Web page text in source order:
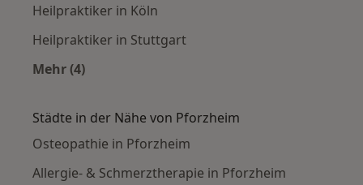
Heilpraktiker in Köln
Heilpraktiker in Stuttgart
Mehr (4)
Städte in der Nähe von Pforzheim
Osteopathie in Pforzheim
Allergie- & Schmerztherapie in Pforzheim